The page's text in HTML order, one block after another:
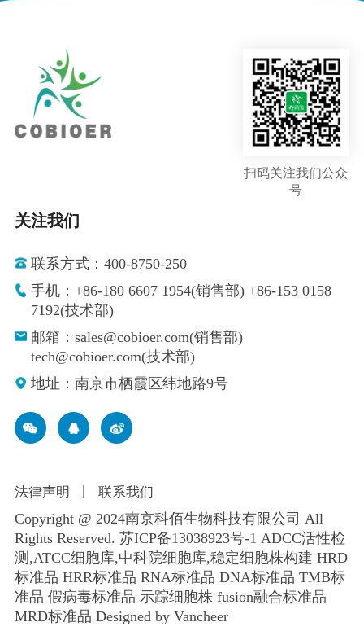
扫码关注我们公众
号
关注我们
联系方式：400-8750-250
手机：+86-180 6607 1954(销售部) +86-153 0158
7192(技术部)
邮箱：sales@cobioer.com(销售部)
tech@cobioer.com(技术部)
地址：南京市栖霞区纬地路9号
法律声明 联系我们
Copyright @ 2024南京科佰生物科技有限公司 All
Rights Reserved. 苏ICP备13038923号-1 ADCC活性检
测,ATCC细胞库,中科院细胞库,稳定细胞株构建 HRD
标准品 HRR标准品 RNA标准品 DNA标准品 TMB标
准品 假病毒标准品 示踪细胞株 fusion融合标准品
MRD标准品 Designed by Vancheer